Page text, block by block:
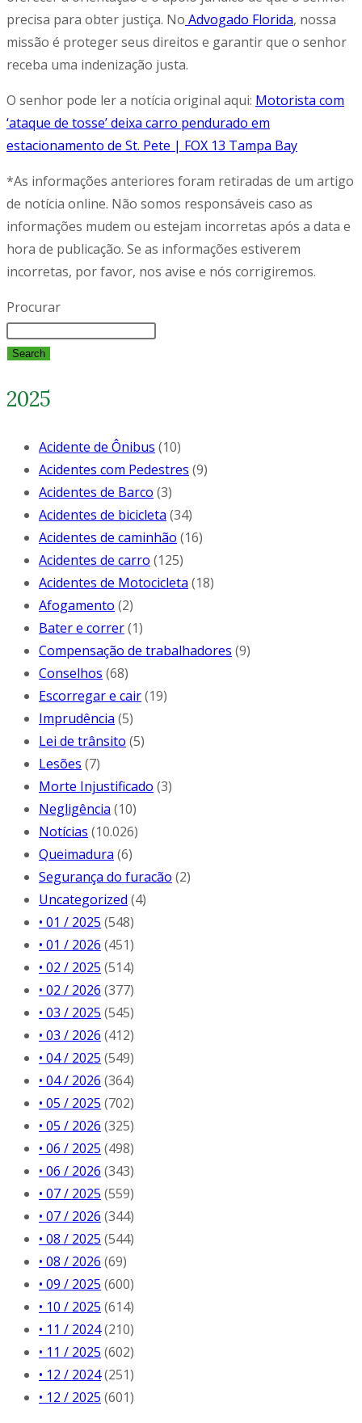
precisa para obter justiça. No Advogado Florida, nossa
missão é proteger seus direitos e garantir que o senhor
receba uma indenização justa.
O senhor pode ler a notícia original aqui: Motorista com
‘ataque de tosse’ deixa carro pendurado em
estacionamento de St. Pete | FOX 13 Tampa Bay
*As informações anteriores foram retiradas de um artigo
de notícia online. Não somos responsáveis caso as
informações mudem ou estejam incorretas após a data e
hora de publicação. Se as informações estiverem
incorretas, por favor, nos avise e nós corrigiremos.
Procurar
Search
2025
Acidente de Ônibus (10)
Acidentes com Pedestres (9)
Acidentes de Barco (3)
Acidentes de bicicleta (34)
Acidentes de caminhão (16)
Acidentes de carro (125)
Acidentes de Motocicleta (18)
Afogamento (2)
Bater e correr(1)
Compensação de trabalhadores (9)
Conselhos (68)
Escorregar e cair(19)
Imprudência (5)
Lei de trânsito (5)
Lesões (7)
Morte Injustificado (3)
Negligência (10)
Notícias (10.026)
Queimadura (6)
Segurança do furacão (2)
Uncategorized (4)
• 01 / 2025 (548)
• 01 / 2026 (451)
• 02 / 2025 (514)
• 02 / 2026 (377)
• 03 / 2025 (545)
• 03 / 2026 (412)
• 04 / 2025 (549)
• 04 / 2026 (364)
• 05 / 2025 (702)
• 05 / 2026 (325)
• 06 / 2025 (498)
• 06 / 2026 (343)
• 07 / 2025 (559)
• 07 / 2026 (344)
• 08 / 2025 (544)
• 08 / 2026 (69)
• 09 / 2025 (600)
• 10 / 2025 (614)
• 11 / 2024(210)
• 11 / 2025 (602)
• 12 / 2024(251)
• 12 / 2025 (601)